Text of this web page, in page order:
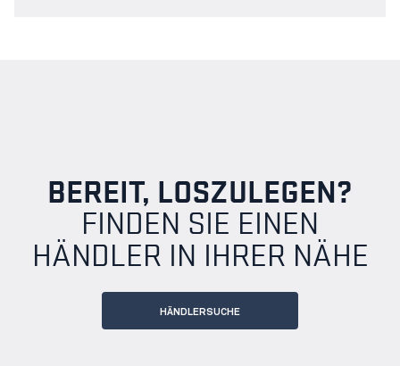
BEREIT, LOSZULEGEN?
FINDEN SIE EINEN
HÄNDLER IN IHRER NÄHE
HÄNDLERSUCHE